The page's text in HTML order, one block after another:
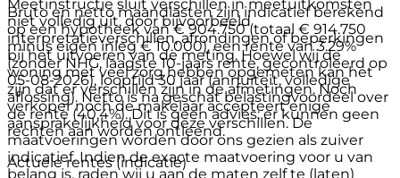
Meetinstructie sluit verschillen in meetuitkomsten
niet volledig uit, door bijvoorbeeld
interpretatieverschillen, afrondingen of beperkingen
bij het uitvoeren van de meting. Hoewel wij de
woning met veel zorg hebben opgemeten kan het
zijn dat er verschillen zijn in de afmetingen. Noch
verkoper noch de makelaar accepteert enige
aansprakelijkheid voor deze verschillen. De
maatvoeringen worden door ons gezien als zuiver
indicatief. Indien de exacte maatvoering voor u van
belang is, raden wij u aan de maten zelf te (laten)
Bruto en netto maandlasten zijn indicatief berekend
op een hypotheek van € 904.750 (totaal € 914.750
minus eigen inleg € 10.000), een rente van 3.29%
(zonder NHG, laagste 10-jaars rente, gecontroleerd op
05-08-2026), looptijd 30 jaar (annuïteit, volledige
aflossing). Netto is na geschat belastingvoordeel over
de rente (40,4%). Dit is geen advies; er kunnen geen
rechten aan worden ontleend.
Actuele rentes (indicatie)